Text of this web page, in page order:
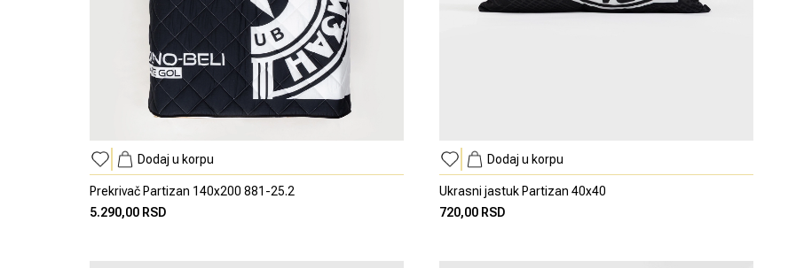
Dodaj u korpu
Prekrivač Partizan 140x200 881-25.2
5.290,00 RSD
Dodaj u korpu
Ukrasni jastuk Partizan 40x40
720,00 RSD